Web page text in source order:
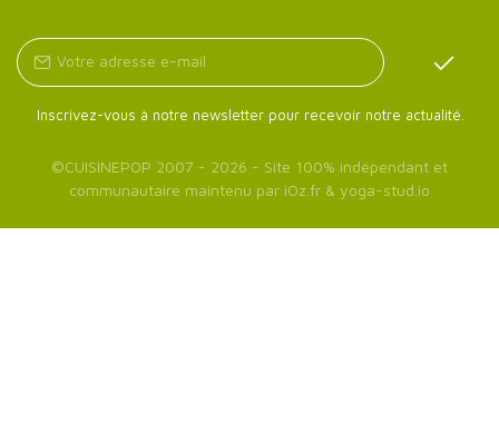
Inscrivez-vous à notre newsletter pour recevoir notre actualité.
©CUISINEPOP 2007 - 2026 - Site 100% indépendant et
communautaire maintenu par iOz.fr & yoga-stud.io